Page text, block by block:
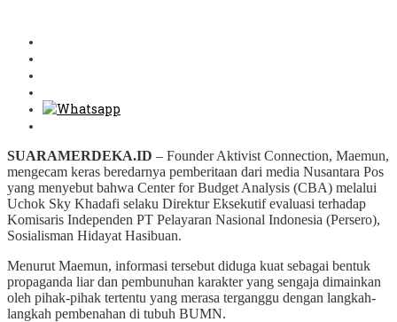
SUARAMERDEKA.ID – Founder Aktivist Connection, Maemun,
mengecam keras beredarnya pemberitaan dari media Nusantara Pos
yang menyebut bahwa Center for Budget Analysis (CBA) melalui
Uchok Sky Khadafi selaku Direktur Eksekutif evaluasi terhadap
Komisaris Independen PT Pelayaran Nasional Indonesia (Persero),
Sosialisman Hidayat Hasibuan.
Menurut Maemun, informasi tersebut diduga kuat sebagai bentuk
propaganda liar dan pembunuhan karakter yang sengaja dimainkan
oleh pihak-pihak tertentu yang merasa terganggu dengan langkah-
langkah pembenahan di tubuh BUMN.